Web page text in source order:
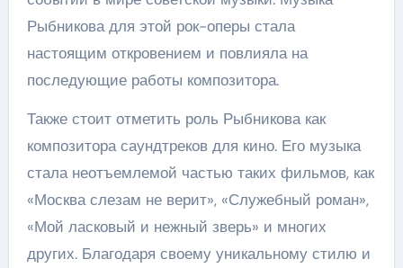
Рыбникова для этой рок-оперы стала
настоящим откровением и повлияла на
последующие работы композитора.
Также стоит отметить роль Рыбникова как
композитора саундтреков для кино. Его музыка
стала неотъемлемой частью таких фильмов, как
«Москва слезам не верит», «Служебный роман»,
«Мой ласковый и нежный зверь» и многих
других. Благодаря своему уникальному стилю и